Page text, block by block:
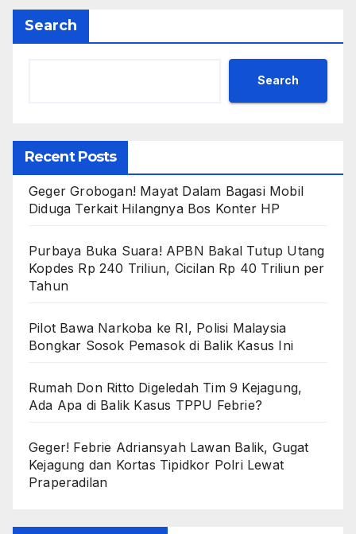
Search
Search
Recent Posts
Geger Grobogan! Mayat Dalam Bagasi Mobil
Diduga Terkait Hilangnya Bos Konter HP
Purbaya Buka Suara! APBN Bakal Tutup Utang
Kopdes Rp 240 Triliun, Cicilan Rp 40 Triliun per
Tahun
Pilot Bawa Narkoba ke RI, Polisi Malaysia
Bongkar Sosok Pemasok di Balik Kasus Ini
Rumah Don Ritto Digeledah Tim 9 Kejagung,
Ada Apa di Balik Kasus TPPU Febrie?
Geger! Febrie Adriansyah Lawan Balik, Gugat
Kejagung dan Kortas Tipidkor Polri Lewat
Praperadilan